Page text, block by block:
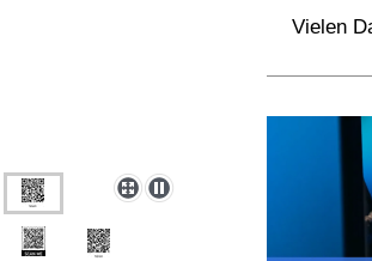
Vielen